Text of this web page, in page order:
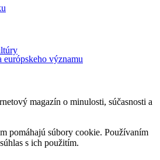
európskeho významu
magazín o minulosti, súčasnosti a
pomáhajú súbory cookie. Používaním
s ich použitím.